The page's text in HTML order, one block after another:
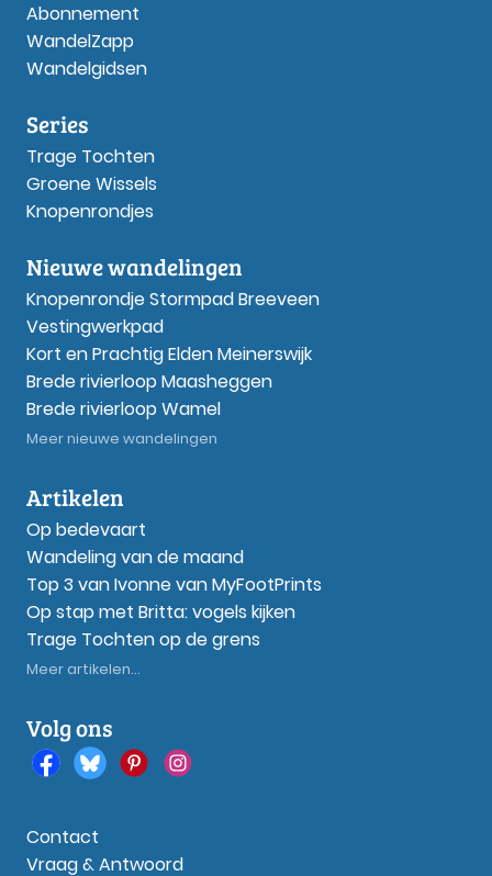
Abonnement
WandelZapp
Wandelgidsen
Series
Trage Tochten
Groene Wissels
Knopenrondjes
Nieuwe wandelingen
Knopenrondje Stormpad Breeveen
Vestingwerkpad
Kort en Prachtig Elden Meinerswijk
Brede rivierloop Maasheggen
Brede rivierloop Wamel
Meer nieuwe wandelingen
Artikelen
Op bedevaart
Wandeling van de maand
Top 3 van Ivonne van MyFootPrints
Op stap met Britta: vogels kijken
Trage Tochten op de grens
Meer artikelen...
Volg ons
Contact
Vraag & Antwoord